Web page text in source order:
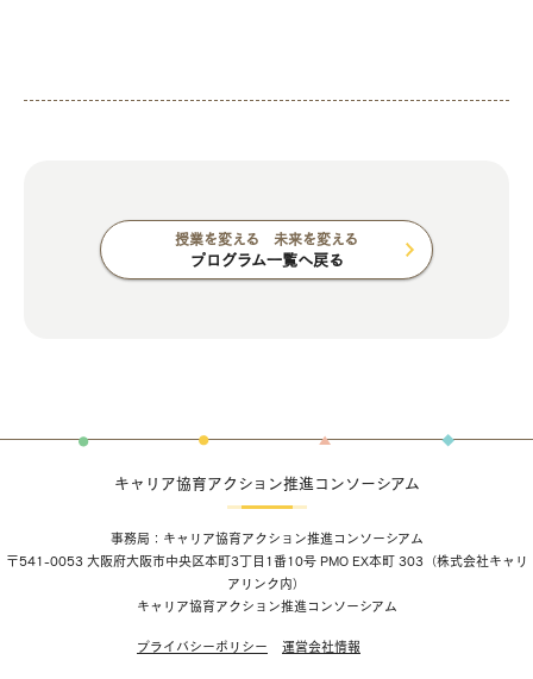
授業を変える 未来を変える
プログラム一覧へ戻る
キャリア協育アクション推進コンソーシアム
事務局：キャリア協育アクション推進コンソーシアム
〒541-0053 大阪府大阪市中央区本町3丁目1番10号 PMO EX本町 303（株式会社キャリ
アリンク内）
キャリア協育アクション推進コンソーシアム
プライバシーポリシー 運営会社情報